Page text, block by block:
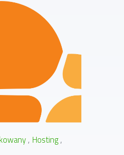
Hosting